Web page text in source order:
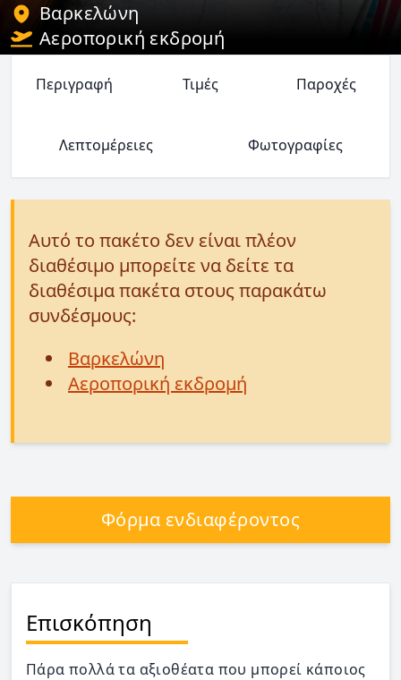
Βαρκελώνη
Αεροπορική εκδρομή
Περιγραφή Τιμές Παροχές
Λεπτομέρειες Φωτογραφίες
Αυτό το πακέτο δεν είναι πλέον
διαθέσιμο μπορείτε να δείτε τα
διαθέσιμα πακέτα στους παρακάτω
συνδέσμους:
Βαρκελώνη
Αεροπορική εκδρομή
Φόρμα ενδιαφέροντος
Επισκόπηση
Πάρα πολλά τα αξιοθέατα που μπορεί κάποιος